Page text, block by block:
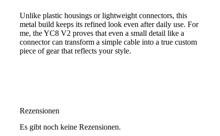
Unlike plastic housings or lightweight connectors, this
metal build keeps its refined look even after daily use. For
me, the YC8 V2 proves that even a small detail like a
connector can transform a simple cable into a true custom
piece of gear that reflects your style.
Rezensionen
Es gibt noch keine Rezensionen.